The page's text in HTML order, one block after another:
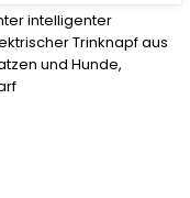
intelligenter
Trinknapf aus
und Hunde,